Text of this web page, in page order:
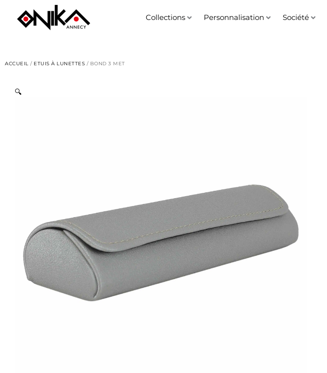
contenu
Collections Personnalisation Société
ACCUEIL / ETUIS À LUNETTES / BOND 3 MET
🔍